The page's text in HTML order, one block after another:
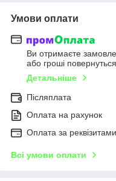
Умови оплати
Ви отримаєте
або гроші
Детальніше
Післяплата
Оплата на рахунок
Оплата за
Всі умови оплати